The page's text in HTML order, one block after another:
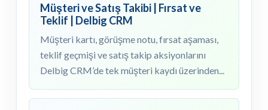
Müşteri ve Satış Takibi | Fırsat ve
Teklif | Delbig CRM
Müşteri kartı, görüşme notu, fırsat aşaması,
teklif geçmişi ve satış takip aksiyonlarını
Delbig CRM’de tek müşteri kaydı üzerinden...